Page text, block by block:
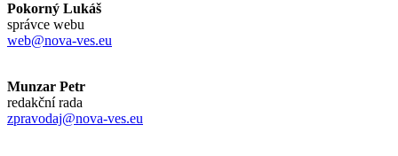
Pokorný Lukáš
správce webu
web@nova-ves.eu
Munzar Petr
redakční rada
zpravodaj@nova-ves.eu